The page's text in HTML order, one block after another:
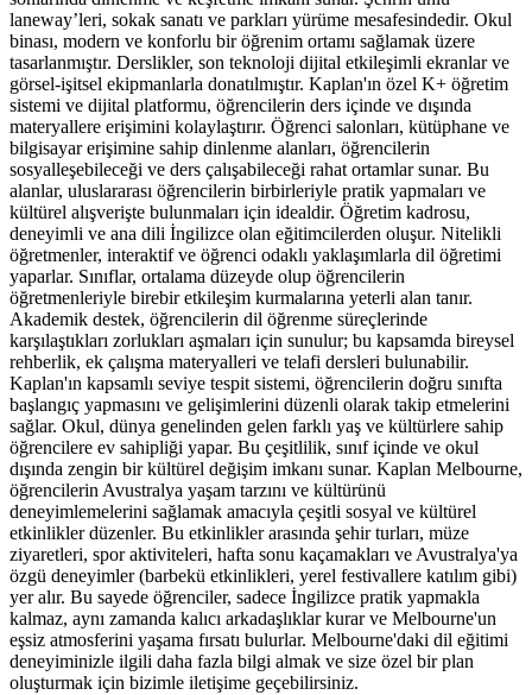
laneway’leri, sokak sanatı ve parkları yürüme mesafesindedir. Okul
binası, modern ve konforlu bir öğrenim ortamı sağlamak üzere
tasarlanmıştır. Derslikler, son teknoloji dijital etkileşimli ekranlar ve
görsel-işitsel ekipmanlarla donatılmıştır. Kaplan'ın özel K+ öğretim
sistemi ve dijital platformu, öğrencilerin ders içinde ve dışında
materyallere erişimini kolaylaştırır. Öğrenci salonları, kütüphane ve
bilgisayar erişimine sahip dinlenme alanları, öğrencilerin
sosyalleşebileceği ve ders çalışabileceği rahat ortamlar sunar. Bu
alanlar, uluslararası öğrencilerin birbirleriyle pratik yapmaları ve
kültürel alışverişte bulunmaları için idealdir. Öğretim kadrosu,
deneyimli ve ana dili İngilizce olan eğitimcilerden oluşur. Nitelikli
öğretmenler, interaktif ve öğrenci odaklı yaklaşımlarla dil öğretimi
yaparlar. Sınıflar, ortalama düzeyde olup öğrencilerin
öğretmenleriyle birebir etkileşim kurmalarına yeterli alan tanır.
Akademik destek, öğrencilerin dil öğrenme süreçlerinde
karşılaştıkları zorlukları aşmaları için sunulur; bu kapsamda bireysel
rehberlik, ek çalışma materyalleri ve telafi dersleri bulunabilir.
Kaplan'ın kapsamlı seviye tespit sistemi, öğrencilerin doğru sınıfta
başlangıç yapmasını ve gelişimlerini düzenli olarak takip etmelerini
sağlar. Okul, dünya genelinden gelen farklı yaş ve kültürlere sahip
öğrencilere ev sahipliği yapar. Bu çeşitlilik, sınıf içinde ve okul
dışında zengin bir kültürel değişim imkanı sunar. Kaplan Melbourne,
öğrencilerin Avustralya yaşam tarzını ve kültürünü
deneyimlemelerini sağlamak amacıyla çeşitli sosyal ve kültürel
etkinlikler düzenler. Bu etkinlikler arasında şehir turları, müze
ziyaretleri, spor aktiviteleri, hafta sonu kaçamakları ve Avustralya'ya
özgü deneyimler (barbekü etkinlikleri, yerel festivallere katılım gibi)
yer alır. Bu sayede öğrenciler, sadece İngilizce pratik yapmakla
kalmaz, aynı zamanda kalıcı arkadaşlıklar kurar ve Melbourne'un
eşsiz atmosferini yaşama fırsatı bulurlar. Melbourne'daki dil eğitimi
deneyiminizle ilgili daha fazla bilgi almak ve size özel bir plan
oluşturmak için bizimle iletişime geçebilirsiniz.